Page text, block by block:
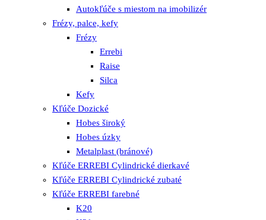
Autokľúče s miestom na imobilizér
Frézy, palce, kefy
Frézy
Errebi
Raise
Silca
Kefy
Kľúče Dozické
Hobes široký
Hobes úzky
Metalplast (bránové)
Kľúče ERREBI Cylindrické dierkavé
Kľúče ERREBI Cylindrické zubaté
Kľúče ERREBI farebné
K20